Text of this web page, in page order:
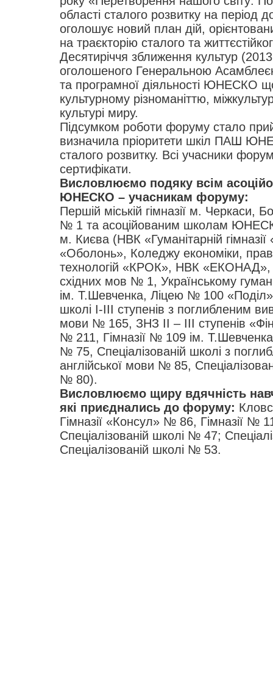
області сталого розвитку на період
оголошує новий план дій,
на траєкторію сталого та
Десятиріччя зближення культур
оголошеного Генеральною
та програмної діяльності ЮНЕСКО
культурному різноманіттю,
культурі миру.
Підсумком роботи форуму стало
визначила пріоритети шкіл ПАШ
сталого розвитку. Всі учасники
сертифікати.
Висловлюємо подяку всім
ЮНЕСКО – учасникам форуму:
Першій міській гімназії м. Черкаси,
№ 1 та асоційованим школам
м. Києва (НВК «Гуманітарній
«Оболонь», Коледжу економіки,
технологій «КРОК», НВК «ЕКОНАД»,
східних мов № 1, Українському
ім. Т.Шевченка, Ліцею № 100 «Поділ»,
школі І-III ступенів з поглибленим
мови № 165, ЗНЗ II – III ступенів
№ 211, Гімназії № 109 ім. Т.Шевченка,
№ 75, Спеціалізованій школі з
англійської мови № 85,
№ 80).
Висловлюємо щиру вдячність
які приєднались до форуму:
Гімназії «Консул» № 86, Гімназії №
Спеціалізованій школі № 47;
Спеціалізованій школі № 53.